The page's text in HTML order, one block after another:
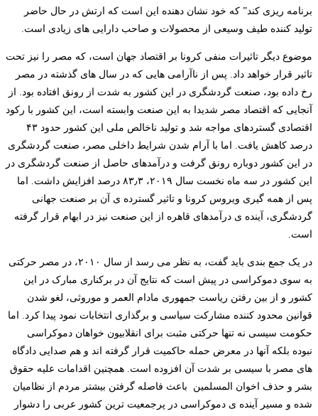
برنامه ریزی کند” که خود نشان دهنده این است که ارتش در حال حاضر
تولید کننده طیف وسیعی از محصولات و صاحب دارایی های زیادی است.
موضوع دیگر تاثیرات منفی کرونا بر اقتصاد جهان است، که مصر را نیز تحت
تاثیر قرار خواهد داد. پس از ناآرامی­ هایی که در سال­ های گذشته در مصر
رخ داده بود، صنعت گردشگری در این کشور به شدت از رونق افتاده بود. از
آنجایی که اقتصاد مصر شدیدا به این صنعت وابسته است، این کشور با رکود
اقتصادی گسترده­ای مواجه شد و تولید ناخالص ملی این کشور حدود ۴۳
درصد کاهش یافت. اما با آرام شدن شرایط داخلی مصر، صنعت گردشگری
در این کشور دوباره رونق گرفت و درآمدهای حاصل از صنعت گردشگری در
این کشور در سه ماه نخست سال ۲۰۱۹، ۸۳
٫
۳ درصد افزایش داشت. اما
پس از همه ­گیری ویروس کرونا و تاثیر گسترده­ ی آن بر صنعت جهانی
گردشگری، آینده ­ی درآمدهای قاهره از این صنعت نیز در ابهام قرار گرفته
است.
در یک جمع ­بندی باید گفت، به نظر می­ رسد از سال ۲۰۱۰، در مصر حرکتی
به سوی دموکراسی در پیش است که نتایج آن در برکناری مبارک در این
کشور و از بین رفتن ریاست جمهوری مادام العمر و موروثی، لغو شدن
قوانین محدود کننده مشارکت سیاسی و برگذاری انتخابات نمود پیدا کرد. اما
حکومت سیسی نه تنها حرکتی مثبت برای انقلابیون خواهان دموکراسی
نبوده بلکه آن­ها در معرض حمله حاکمیت قرار گرفته­ اند و هم صدایی دادگاه
های مصر با سیسی بر شدت آن افزوده است. همچنین اقدامات علیه حقوق
بشر و حذف اخوان المسلمین
باعث فاصله گرفتن بیشتر مردم از نظامیان
شده و مسیر آینده ­ی دموکراسی در پرجمعیت­ ترین کشور عربی را دشوار